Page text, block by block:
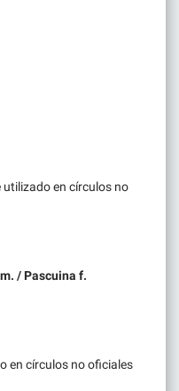
utilizado en círculos no
/ Pascuina f.
en círculos no oficiales